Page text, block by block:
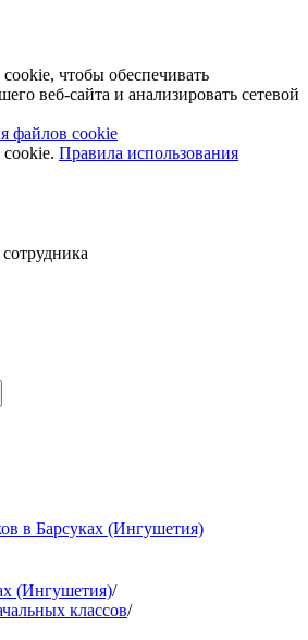
чтобы обеспечивать
веб-сайта и анализировать сетевой
файлов cookie
Правила использования
в Барсуках (Ингушетия)
(Ингушетия)/
классов/